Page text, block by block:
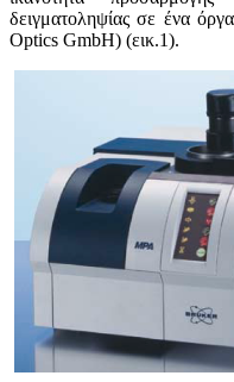
δειγματοληψίας σε ένα
Optics GmbH) (εικ.1).